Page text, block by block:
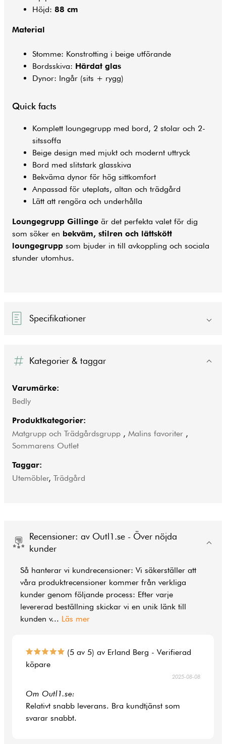
Höjd: 88 cm
Material
Stomme: Konstrotting i beige utförande
Bordsskiva: Härdat glas
Dynor: Ingår (sits + rygg)
Quick facts
Komplett loungegrupp med bord, 2 stolar och 2-
sitssoffa
Beige design med mjukt och modernt uttryck
Bord med slitstark glasskiva
Bekväma dynor för hög sittkomfort
Anpassad för uteplats, altan och trädgård
Lätt att rengöra och underhålla
Loungegrupp Gillinge är det perfekta valet för dig
som söker en bekväm, stilren och lättskött
loungegrupp som bjuder in till avkoppling och sociala
stunder utomhus.
Specifikationer
Kategorier & taggar
Varumärke:
Bedly
Produktkategorier:
Matgrupp och Trädgårdsgrupp , Malins favoriter ,
Sommarens Outlet
Taggar:
Utemöbler, Trädgård
Recensioner: av Outl1.se - Över nöjda
kunder
Så hanterar vi kundrecensioner: Vi säkerställer att
våra produktrecensioner kommer från verkliga
kunder genom följande process: Efter varje
levererad beställning skickar vi en unik länk till
kunden v... Läs mer
(5 av 5) av Erland Berg - Verifierad
köpare
2025-08-08
Om Outl1.se:
Relativt snabb leverans. Bra kundtjänst som
svarar snabbt.